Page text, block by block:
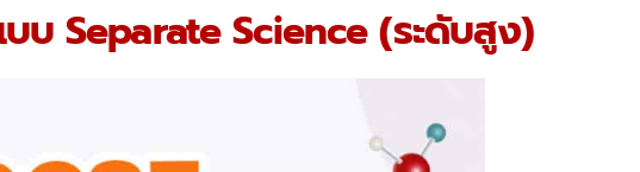
บบ Separate Science (ระดับสูง)